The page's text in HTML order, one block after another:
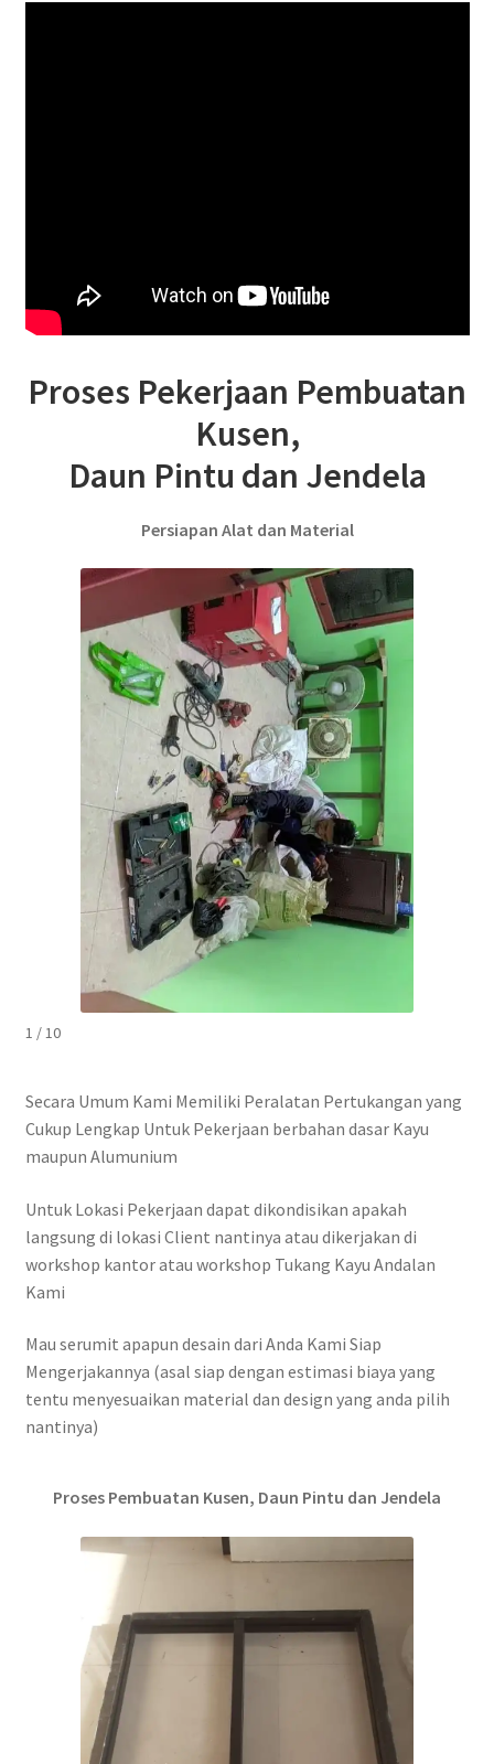
Proses Pekerjaan Pembuatan
Kusen,
Daun Pintu dan Jendela
Persiapan Alat dan Material
1 / 10
Secara Umum Kami Memiliki Peralatan Pertukangan yang
Cukup Lengkap Untuk Pekerjaan berbahan dasar Kayu
maupun Alumunium
Untuk Lokasi Pekerjaan dapat dikondisikan apakah
langsung di lokasi Client nantinya atau dikerjakan di
workshop kantor atau workshop Tukang Kayu Andalan
Kami
Mau serumit apapun desain dari Anda Kami Siap
Mengerjakannya (asal siap dengan estimasi biaya yang
tentu menyesuaikan material dan design yang anda pilih
nantinya)
Proses Pembuatan Kusen, Daun Pintu dan Jendela